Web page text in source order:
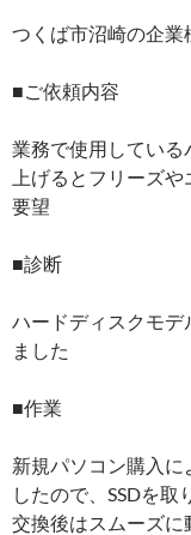
つくば市沼崎の企業
■ご依頼内容
業務で使用している
上げるとフリーズ
要望
■診断
ハードディスクモデ
ました
■作業
新規パソコン購入に
したので、SSDを取
交換後はスムーズ